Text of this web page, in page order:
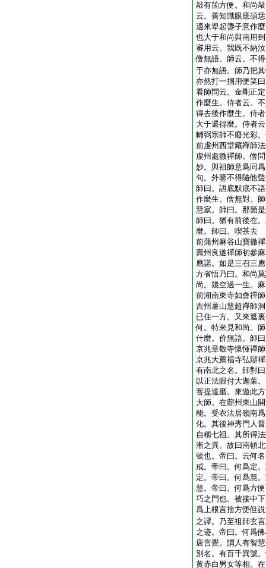
敲有箇方便。和尚
云。善知識眼應須
適來擧起盞子意作
也大于和尚與南用
審用云。我既不納
僧無語。師云。不
于亦無語。師乃把
亦然打一掴用便笑
看師問云。金剛正
作麼生。侍者云。
得去後作麼生。侍
大于還得麼。侍者
輔弼宗師不廢光彩
前虔州西堂藏禪師
虔州處微禪師。僧
妙。與祖師意爲同
句。外鑒不得隨他
師曰。語底默底不
作麼生。僧無對。
慧寂。師曰。那箇
師曰。猶有前後在
麼。師曰。喫茶去
前蒲州麻谷山寶徹
壽州良遂禪師初參
應諾。如是三召三
方省悟乃曰。和尚
尚。幾空過一生。
前湖南東寺如會禪
吉州薯山慧超禪師
已住一方。又來遮
何。特來見和尚。
什麼。价無語。師
京兆章敬寺懷惲禪
京兆大薦福寺弘辯
有南北之名。師對
以正法眼付大迦葉
菩提達磨。來遊此
大師。在蘄州東山
能。受衣法居嶺南
化。其後神秀門人
自稱七祖。其所得
漸之異。故曰南頓
號也。帝曰。云何
戒。帝曰。何爲定
定。帝曰。何爲慧
慧。帝曰。何爲方
巧之門也。被接中
爲上根言捨方便但
之譚。乃至祖師玄
之迹。帝曰。何爲
唐言覺。謂人有智
別名。有百千異號
黄赤白男女等相。